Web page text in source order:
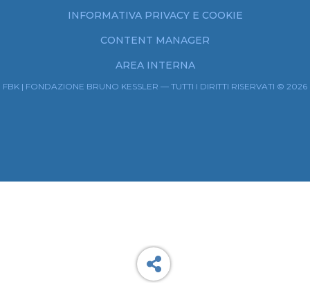
INFORMATIVA PRIVACY E COOKIE
CONTENT MANAGER
AREA INTERNA
FBK | FONDAZIONE BRUNO KESSLER — TUTTI I DIRITTI RISERVATI © 2026